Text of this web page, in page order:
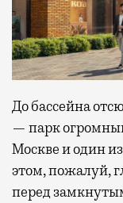
До бассейна
— парк
Москве и один
этом, пожалуй,
перед